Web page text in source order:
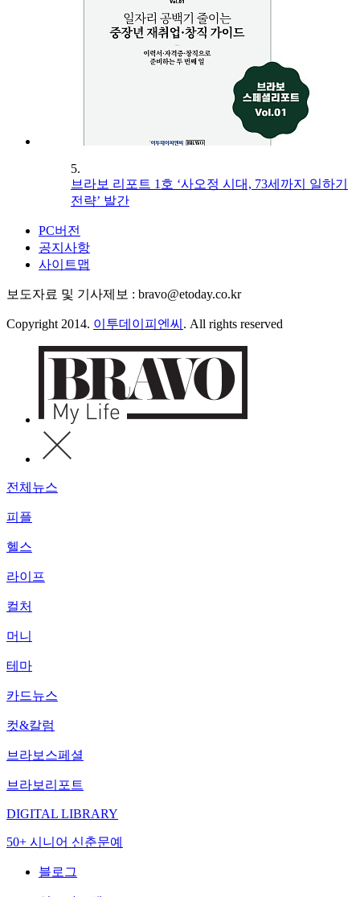
5.
브라보 리포트 1호 ‘사오정 시대, 73세까지 일하기
전략’ 발간
PC버전
공지사항
사이트맵
보도자료 및 기사제보 : bravo@etoday.co.kr
Copyright 2014. 이투데이피엔씨 . All rights reserved
전체뉴스
피플
헬스
라이프
컬처
머니
테마
카드뉴스
컷&칼럼
브라보스페셜
브라보리포트
DIGITAL LIBRARY
50+ 시니어 신춘문예
블로그